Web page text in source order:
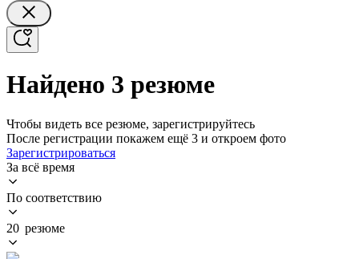
Найдено 3 резюме
Чтобы видеть все резюме, зарегистрируйтесь
После регистрации покажем ещё 3 и откроем фото
Зарегистрироваться
За всё время
По соответствию
20 резюме